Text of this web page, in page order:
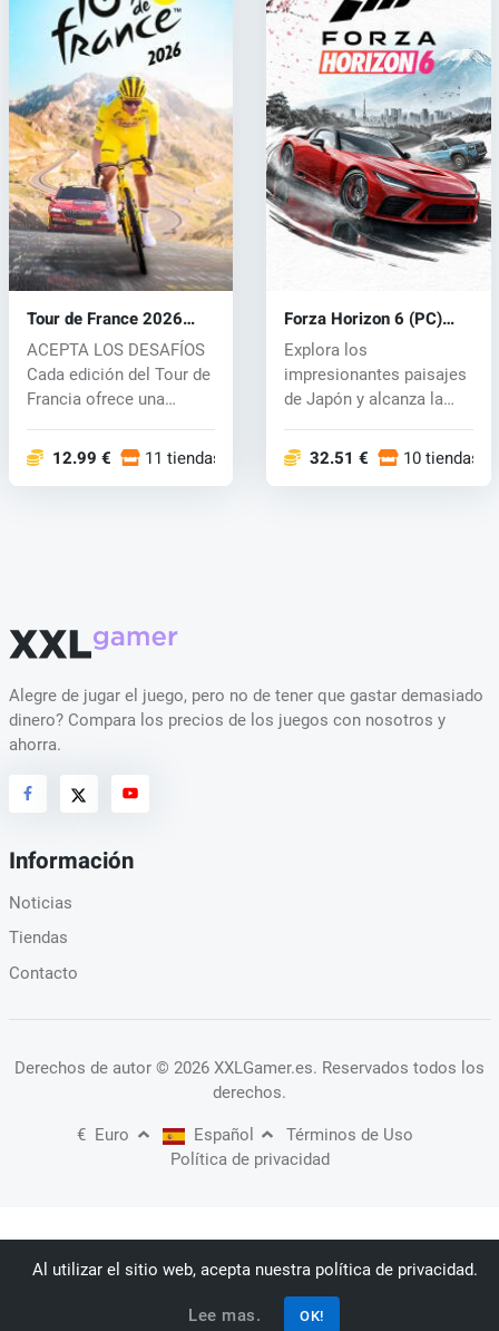
Tour de France 2026
(PC) key
ACEPTA LOS DESAFÍOS
Cada edición del Tour de
Francia ofrece una
12.99 € 11 tiendas
Forza Horizon 6 (PC)
key
Explora los
impresionantes paisajes
de Japón y alcanza la
32.51 € 10 tiendas
Alegre de jugar el juego, pero no de tener que gastar demasiado
dinero? Compara los precios de los juegos con nosotros y
ahorra.
Información
Noticias
Tiendas
Contacto
Derechos de autor © 2026 XXLGamer.es. Reservados todos los
derechos.
€ Euro Español
Términos de Uso
Política de privacidad
Al utilizar el sitio web, acepta nuestra política de privacidad.
Lee mas. OK!